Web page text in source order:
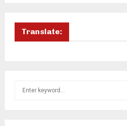
Translate: